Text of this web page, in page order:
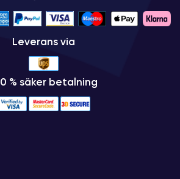
Leverans via
% säker betalning